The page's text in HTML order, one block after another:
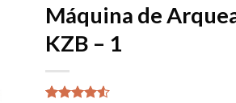
Máquina de
KZB – 1